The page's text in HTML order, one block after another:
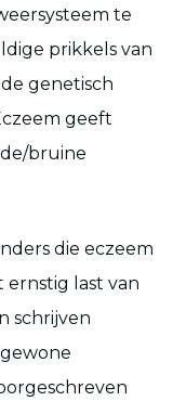
te
prikkels van
genetisch
geeft
bruine
die eczeem
last van
schrijven